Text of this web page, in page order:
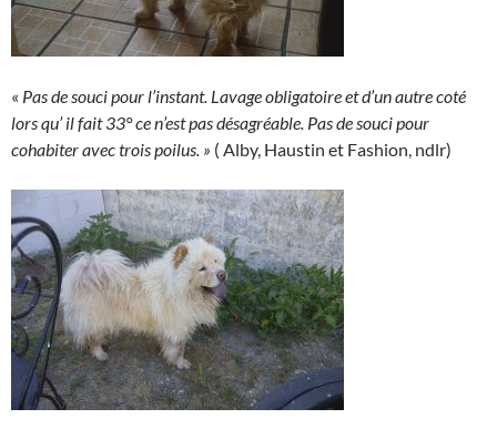
« Pas de souci pour l’instant. Lavage obligatoire et d’un autre coté
lors qu’ il fait 33° ce n’est pas désagréable. Pas de souci pour
cohabiter avec trois poilus. » ( Alby, Haustin et Fashion, ndlr)